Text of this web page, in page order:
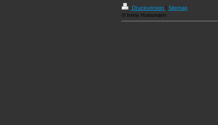
Druckversion | Sitemap
© Irene Huesmann